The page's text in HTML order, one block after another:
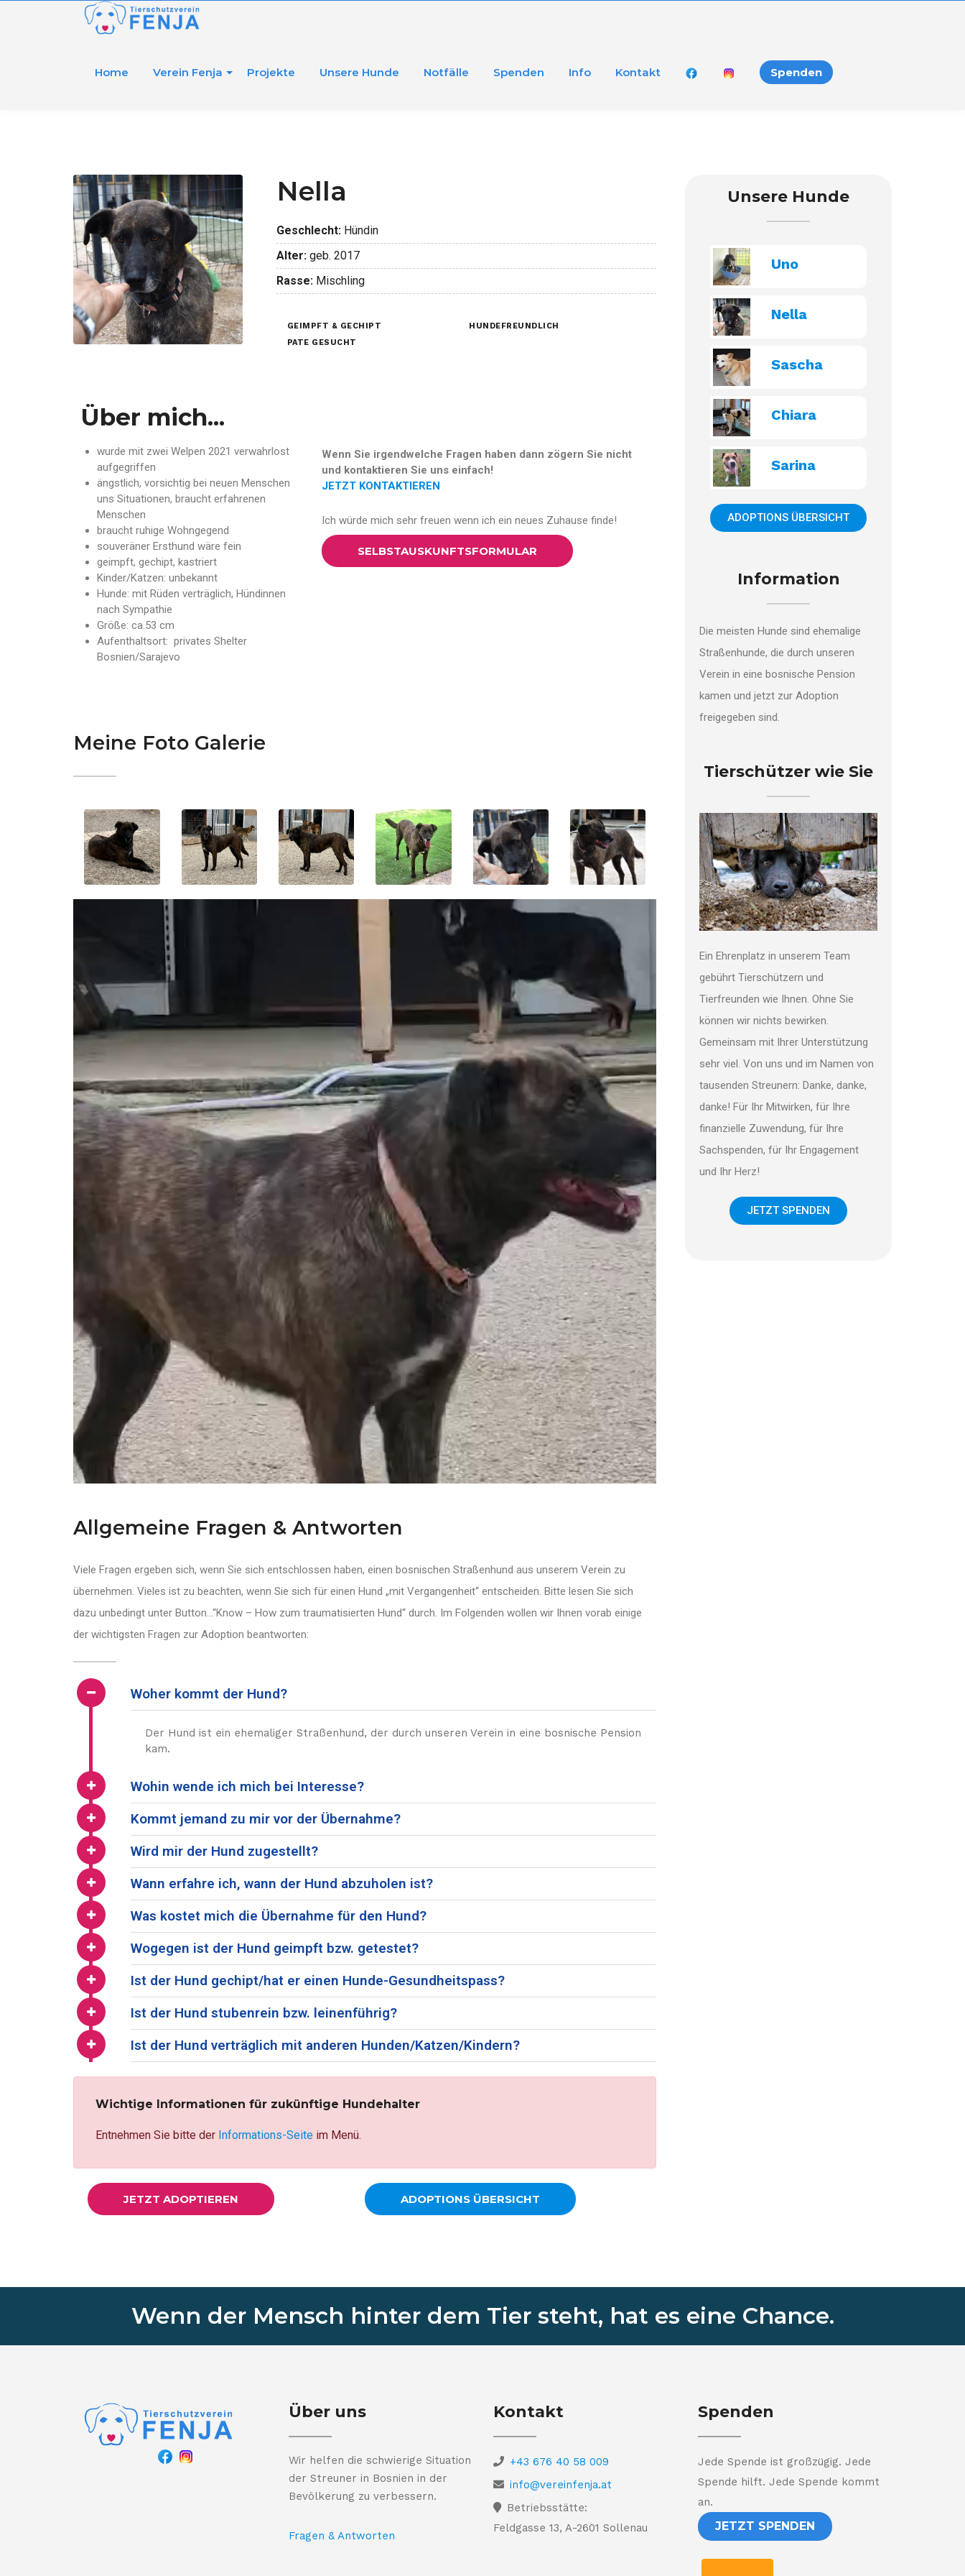
Home Verein Fenja Projekte Unsere Hunde Notfälle Spenden Info Kontakt Spenden
Nella
Geschlecht:Hündin
Alter:geb. 2017
Rasse:Mischling
GEIMPFT & GECHIPT
HUNDEFREUNDLICH
PATE GESUCHT
Über mich...
wurde mit zwei Welpen 2021 verwahrlost
aufgegriffen
ängstlich, vorsichtig bei neuen Menschen
uns Situationen, braucht erfahrenen
Menschen
braucht ruhige Wohngegend
souveräner Ersthund wäre fein
geimpft, gechipt, kastriert
Kinder/Katzen: unbekannt
Hunde: mit Rüden verträglich, Hündinnen
nach Sympathie
Größe: ca.53 cm
Aufenthaltsort: privates Shelter
Bosnien/Sarajevo
Wenn Sie irgendwelche Fragen haben dann zögern Sie nicht
und kontaktieren Sie uns einfach!
JETZT KONTAKTIEREN
Ich würde mich sehr freuen wenn ich ein neues Zuhause finde!
SELBSTAUSKUNFTSFORMULAR
Meine Foto Galerie
Allgemeine Fragen & Antworten
Viele Fragen ergeben sich, wenn Sie sich entschlossen haben, einen bosnischen Straßenhund aus unserem Verein zu
übernehmen. Vieles ist zu beachten, wenn Sie sich für einen Hund „mit Vergangenheit“ entscheiden. Bitte lesen Sie sich
dazu unbedingt unter Button…“Know – How zum traumatisierten Hund“ durch. Im Folgenden wollen wir Ihnen vorab einige
der wichtigsten Fragen zur Adoption beantworten:
Woher kommt der Hund?
Der Hund ist ein ehemaliger Straßenhund, der durch unseren Verein in eine bosnische Pension
kam.
Wohin wende ich mich bei Interesse?
Kommt jemand zu mir vor der Übernahme?
Wird mir der Hund zugestellt?
Wann erfahre ich, wann der Hund abzuholen ist?
Was kostet mich die Übernahme für den Hund?
Wogegen ist der Hund geimpft bzw. getestet?
Ist der Hund gechipt/hat er einen Hunde-Gesundheitspass?
Ist der Hund stubenrein bzw. leinenführig?
Ist der Hund verträglich mit anderen Hunden/Katzen/Kindern?
Wichtige Informationen für zukünftige Hundehalter
Entnehmen Sie bitte der Informations-Seite im Menü.
JETZT ADOPTIEREN ADOPTIONS ÜBERSICHT
Unsere Hunde
Uno
Nella
Sascha
Chiara
Sarina
ADOPTIONS ÜBERSICHT
Information
Die meisten Hunde sind ehemalige
Straßenhunde, die durch unseren
Verein in eine bosnische Pension
kamen und jetzt zur Adoption
freigegeben sind.
Tierschützer wie Sie
Ein Ehrenplatz in unserem Team
gebührt Tierschützern und
Tierfreunden wie Ihnen. Ohne Sie
können wir nichts bewirken.
Gemeinsam mit Ihrer Unterstützung
sehr viel. Von uns und im Namen von
tausenden Streunern: Danke, danke,
danke! Für Ihr Mitwirken, für Ihre
finanzielle Zuwendung, für Ihre
Sachspenden, für Ihr Engagement
und Ihr Herz!
JETZT SPENDEN
Wenn der Mensch hinter dem Tier steht, hat es eine Chance.
Über uns
Wir helfen die schwierige Situation
der Streuner in Bosnien in der
Bevölkerung zu verbessern.
Fragen & Antworten
Kontakt
+43 676 40 58 009
info@vereinfenja.at
Betriebsstätte:
Feldgasse 13, A-2601 Sollenau
Spenden
Jede Spende ist großzügig. Jede
Spende hilft. Jede Spende kommt
an.
JETZT SPENDEN